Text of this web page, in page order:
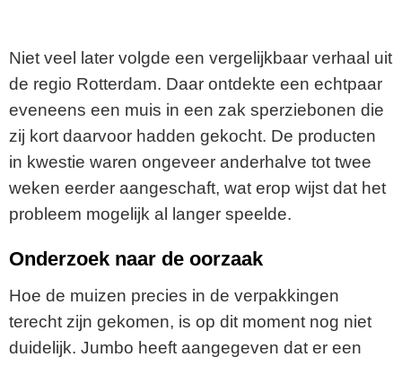
Niet veel later volgde een vergelijkbaar verhaal uit
de regio Rotterdam. Daar ontdekte een echtpaar
eveneens een muis in een zak sperziebonen die
zij kort daarvoor hadden gekocht. De producten
in kwestie waren ongeveer anderhalve tot twee
weken eerder aangeschaft, wat erop wijst dat het
probleem mogelijk al langer speelde.
Onderzoek naar de oorzaak
Hoe de muizen precies in de verpakkingen
terecht zijn gekomen, is op dit moment nog niet
duidelijk. Jumbo heeft aangegeven dat er een